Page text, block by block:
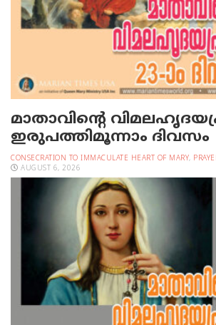
മാതാവിന്റെ
ഇരുപത്തിമൂന്നാം ദിവസം
CONSECRATION TO IMMACULATE HEART OF MARY,
AUGUST 6, 2026